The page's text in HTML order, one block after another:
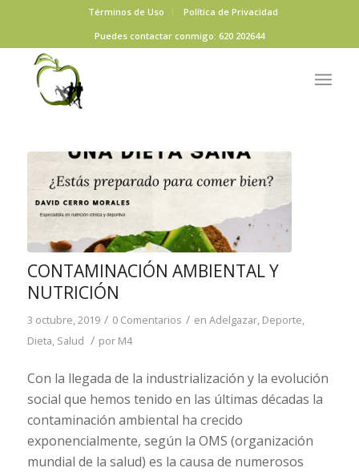
Términos de Uso
Política de Privacidad
Puedes contactar conmigo: 620 202644
CONTAMINACIÓN AMBIENTAL Y
NUTRICIÓN
3 octubre, 2019 / 0 Comentarios / en Adelgazar, Deporte,
Dieta, Salud / por M4
Con la llegada de la industrialización y la evolución
social que hemos tenido en las últimas décadas la
contaminación ambiental ha crecido
exponencialmente, según la OMS (organización
mundial de la salud) es la causa de numerosos